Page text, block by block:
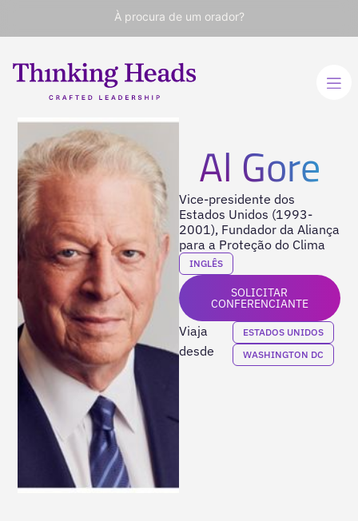
À procura de um orador?
Al Gore
Vice-presidente dos
Estados Unidos (1993-
2001), Fundador da Aliança
para a Proteção do Clima
INGLÊS
SOLICITAR
CONFERENCIANTE
Viaja
desde
ESTADOS UNIDOS
WASHINGTON DC